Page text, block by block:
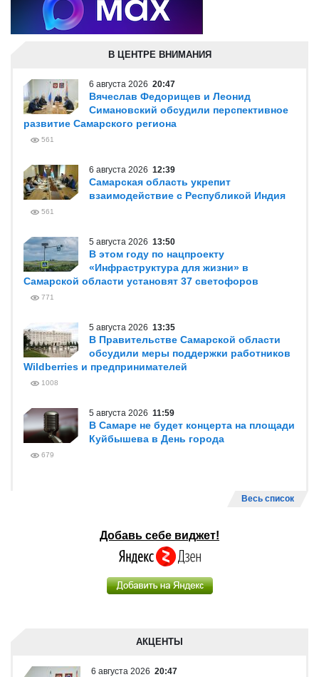
В ЦЕНТРЕ ВНИМАНИЯ
6 августа 2026 20:47
Вячеслав Федорищев и Леонид
Симановский обсудили перспективное
развитие Самарского региона
561
6 августа 2026 12:39
Самарская область укрепит
взаимодействие с Республикой Индия
561
5 августа 2026 13:50
В этом году по нацпроекту
«Инфраструктура для жизни» в
Самарской области установят 37 светофоров
771
5 августа 2026 13:35
В Правительстве Самарской области
обсудили меры поддержки работников
Wildberries и предпринимателей
1008
5 августа 2026 11:59
В Самаре не будет концерта на площади
Куйбышева в День города
679
Весь список
Добавь себе виджет!
АКЦЕНТЫ
6 августа 2026 20:47